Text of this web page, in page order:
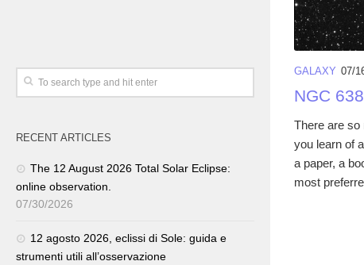
GALAXY 07/
NGC
There are so
you learn of
a paper, a
most
RECENT ARTICLES
The 12 August 2026 Total Solar Eclipse:
online observation.
07/30/2026
12 agosto 2026, eclissi di Sole: guida e
strumenti utili all’osservazione